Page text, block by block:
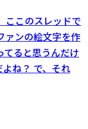
ここのスレッドで
ァンの絵文字を作
てると思うんだけ
ね？ で、それ